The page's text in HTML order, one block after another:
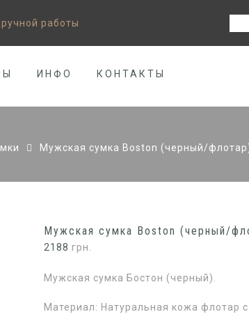
ручной работы
ИНФО КОНТАКТЫ
Мужская сумка Boston (черный/
Мужская сумка Boston (черный/
2188 грн.
Мужская сумка Бостон (черный).
Материал: Натуральная кожа флотар